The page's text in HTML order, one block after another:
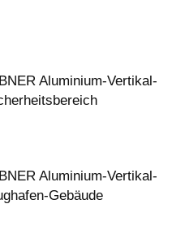
Aluminium-Vertikal-
Aluminium-Vertikal-
Gebäude